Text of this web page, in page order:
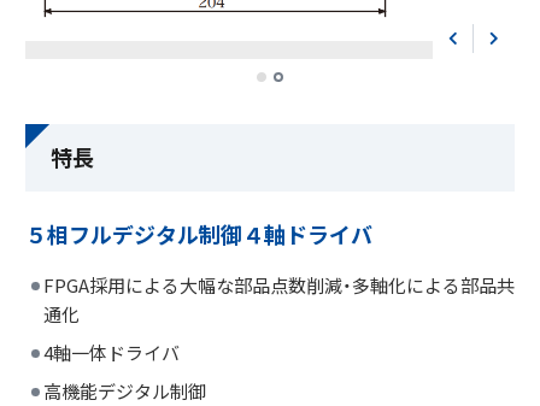
特長
５相フルデジタル制御４軸ドライバ
FPGA採用による大幅な部品点数削減・多軸化による部品共
通化
4軸一体ドライバ
高機能デジタル制御
その他
弊社製品をご検討にあたって